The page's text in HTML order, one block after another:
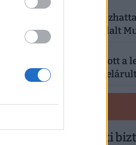
4 SZÓRAKOZÁS
Kiderült, mi
halálát: megszólalt
Nyugdíjáról vallott a
Bochkor Gábor:
PÉNZÜGYI KISOKOS
Hitelfedezeti